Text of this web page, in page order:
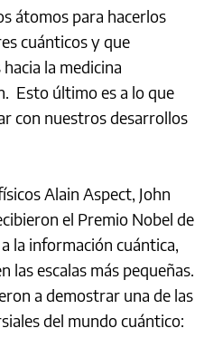
átomos para hacerlos
cuánticos y que
la medicina
Esto último es a lo que
con nuestros desarrollos
Alain Aspect, John
el Premio Nobel de
la información cuántica,
las escalas más pequeñas.
a demostrar una de las
del mundo cuántico: